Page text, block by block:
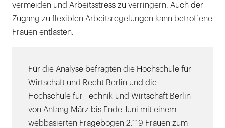
vermeiden und Arbeitsstress zu verringern. Auch der
Zugang zu flexiblen Arbeitsregelungen kann betroffene
Frauen entlasten.
Für die Analyse befragten die Hochschule für
Wirtschaft und Recht Berlin und die
Hochschule für Technik und Wirtschaft Berlin
von Anfang März bis Ende Juni mit einem
webbasierten Fragebogen 2.119 Frauen zum